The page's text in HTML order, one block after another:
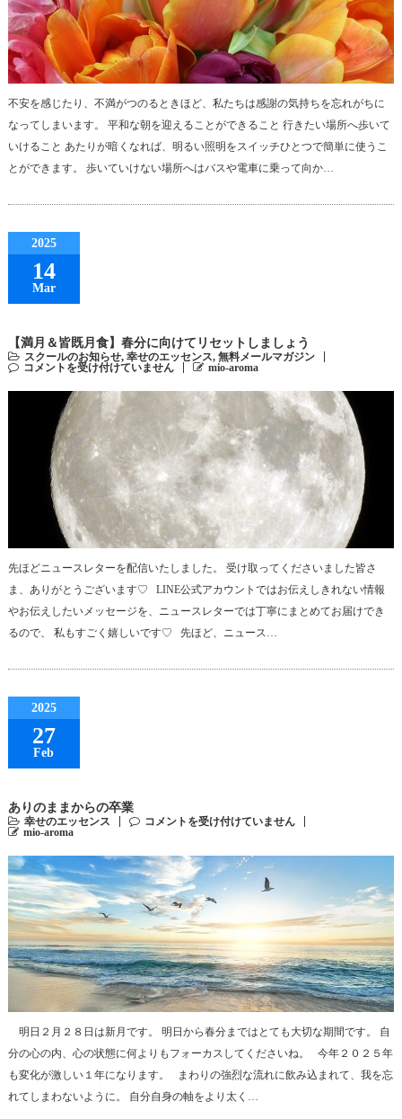
不安を感じたり、不満がつのるときほど、私たちは感謝の気持ちを忘れがちに
なってしまいます。 平和な朝を迎えることができること 行きたい場所へ歩いて
いけること あたりが暗くなれば、明るい照明をスイッチひとつで簡単に使うこ
とができます。 歩いていけない場所へはバスや電車に乗って向か…
2025
14
Mar
【満月＆皆既月食】春分に向けてリセットしましょう
スクールのお知らせ, 幸せのエッセンス, 無料メールマガジン
コメントを受け付けていません
mio-aroma
先ほどニュースレターを配信いたしました。 受け取ってくださいました皆さ
ま、ありがとうございます♡ LINE公式アカウントではお伝えしきれない情報
やお伝えしたいメッセージを、ニュースレターでは丁寧にまとめてお届けでき
るので、 私もすごく嬉しいです♡ 先ほど、ニュース…
2025
27
Feb
ありのままからの卒業
幸せのエッセンス
コメントを受け付けていません
mio-aroma
明日２月２８日は新月です。 明日から春分まではとても大切な期間です。 自
分の心の内、心の状態に何よりもフォーカスしてくださいね。 今年２０２５年
も変化が激しい１年になります。 まわりの強烈な流れに飲み込まれて、我を忘
れてしまわないように。 自分自身の軸をより太く…